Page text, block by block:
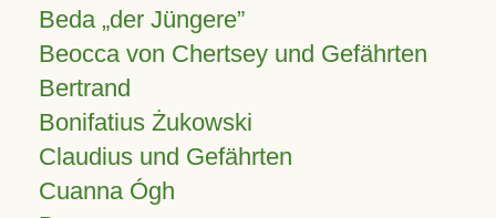
Beda „der Jüngere”
Beocca von Chertsey und Gefährten
Bertrand
Bonifatius Żukowski
Claudius und Gefährten
Cuanna Ógh